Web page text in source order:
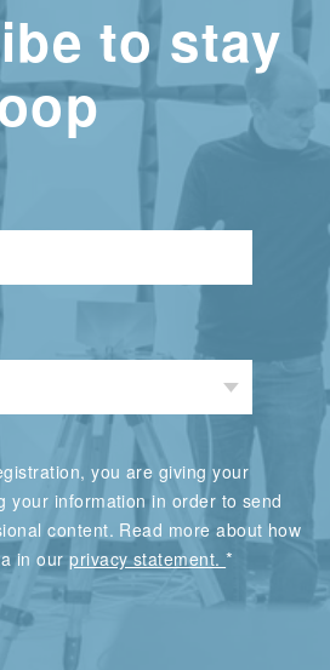
to stay
you are giving your
your information in order to send
content. Read more about how
in ourprivacy statement.*